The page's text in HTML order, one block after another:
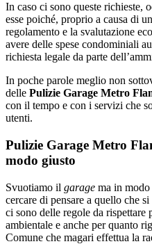
In caso ci sono queste richieste,
esse poiché, proprio a causa di
regolamento e la svalutazione
avere delle spese condominiali
richiesta legale da parte
In poche parole meglio non
delle Pulizie Garage Metro
con il tempo e con i servizi che
utenti.
Pulizie Garage Metro
modo giusto
Svuotiamo il garage ma in modo
cercare di pensare a quello che
ci sono delle regole da rispettare
ambientale e anche per quanto
Comune che magari effettua la